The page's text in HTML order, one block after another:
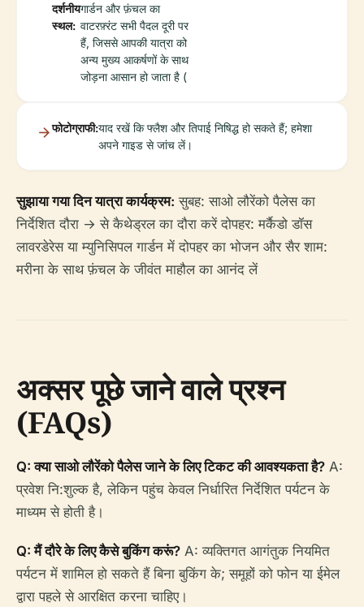
दर्शनीय
स्थल:
गार्डन और फ़ंचल का
वाटरफ़्रंट सभी पैदल दूरी पर
हैं, जिससे आपकी यात्रा को
अन्य मुख्य आकर्षणों के साथ
जोड़ना आसान हो जाता है (
फोटोग्राफी:याद रखें कि फ्लैश और तिपाई निषिद्ध हो सकते हैं; हमेशा
अपने गाइड से जांच लें।
सुझाया गया दिन यात्रा कार्यक्रम: सुबह: साओ लौरेंको पैलेस का
निर्देशित दौरा → से कैथेड्रल का दौरा करें दोपहर: मर्कैडो डॉस
लावरडेरेस या म्युनिसिपल गार्डन में दोपहर का भोजन और सैर शाम:
मरीना के साथ फ़ंचल के जीवंत माहौल का आनंद लें
अक्सर पूछे जाने वाले प्रश्न
(FAQs)
Q: क्या साओ लौरेंको पैलेस जाने के लिए टिकट की आवश्यकता है? A:
प्रवेश नि:शुल्क है, लेकिन पहुंच केवल निर्धारित निर्देशित पर्यटन के
माध्यम से होती है।
Q: मैं दौरे के लिए कैसे बुकिंग करूं? A: व्यक्तिगत आगंतुक नियमित
पर्यटन में शामिल हो सकते हैं बिना बुकिंग के; समूहों को फोन या ईमेल
द्वारा पहले से आरक्षित करना चाहिए।